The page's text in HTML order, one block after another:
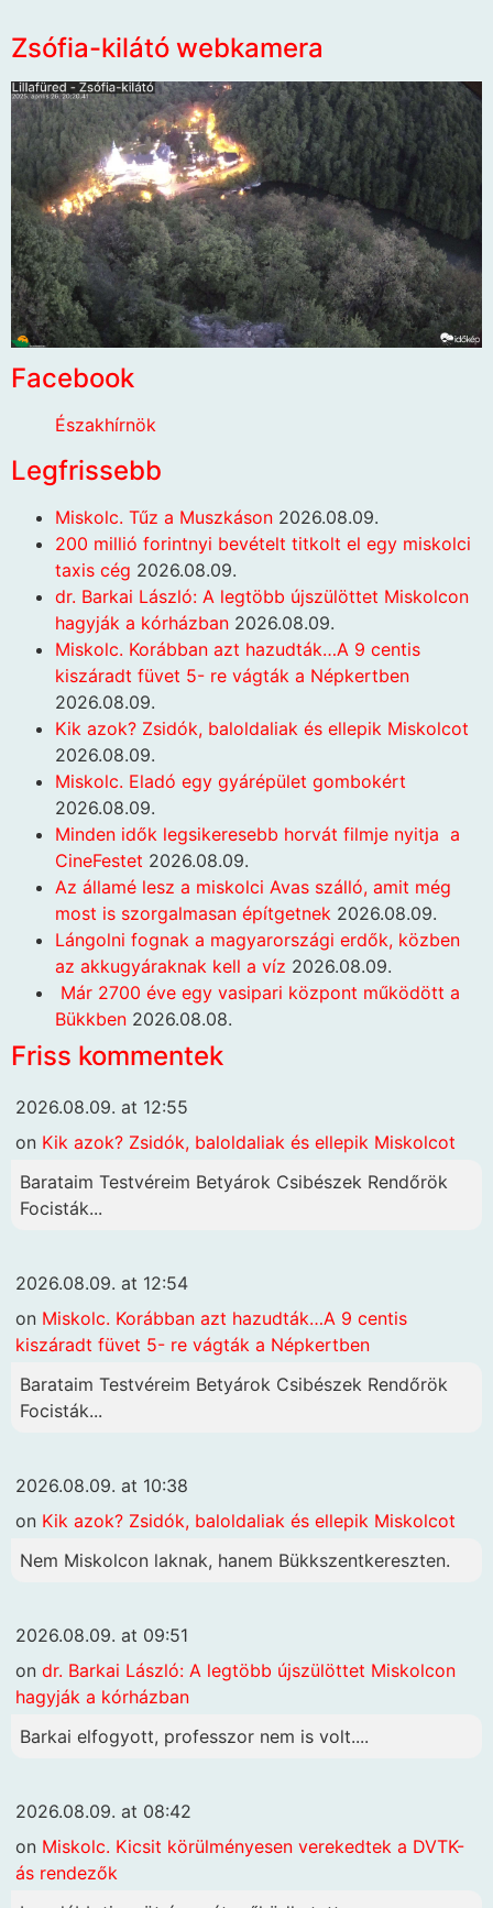
Zsófia-kilátó webkamera
Facebook
Északhírnök
Legfrissebb
Miskolc. Tűz a Muszkáson 2026.08.09.
200 millió forintnyi bevételt titkolt el egy miskolci
taxis cég 2026.08.09.
dr. Barkai László: A legtöbb újszülöttet Miskolcon
hagyják a kórházban 2026.08.09.
Miskolc. Korábban azt hazudták…A 9 centis
kiszáradt füvet 5- re vágták a Népkertben
2026.08.09.
Kik azok? Zsidók, baloldaliak és ellepik Miskolcot
2026.08.09.
Miskolc. Eladó egy gyárépület gombokért
2026.08.09.
Minden idők legsikeresebb horvát filmje nyitja a
CineFestet 2026.08.09.
Az államé lesz a miskolci Avas szálló, amit még
most is szorgalmasan építgetnek 2026.08.09.
Lángolni fognak a magyarországi erdők, közben
az akkugyáraknak kell a víz 2026.08.09.
Már 2700 éve egy vasipari központ működött a
Bükkben 2026.08.08.
Friss kommentek
2026.08.09. at 12:55
on Kik azok? Zsidók, baloldaliak és ellepik Miskolcot
Barataim Testvéreim Betyárok Csibészek Rendőrök
Focisták...
2026.08.09. at 12:54
on Miskolc. Korábban azt hazudták…A 9 centis
kiszáradt füvet 5- re vágták a Népkertben
Barataim Testvéreim Betyárok Csibészek Rendőrök
Focisták...
2026.08.09. at 10:38
on Kik azok? Zsidók, baloldaliak és ellepik Miskolcot
Nem Miskolcon laknak, hanem Bükkszentkereszten.
2026.08.09. at 09:51
on dr. Barkai László: A legtöbb újszülöttet Miskolcon
hagyják a kórházban
Barkai elfogyott, professzor nem is volt....
2026.08.09. at 08:42
on Miskolc. Kicsit körülményesen verekedtek a DVTK-
ás rendezők